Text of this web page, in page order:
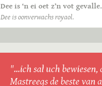
Dee is ‘n ei oet z’n vot gevalle.
Dee is oonverwachs royaol.
"...ich sal uch bewiesen,
Mastreegs de beste van